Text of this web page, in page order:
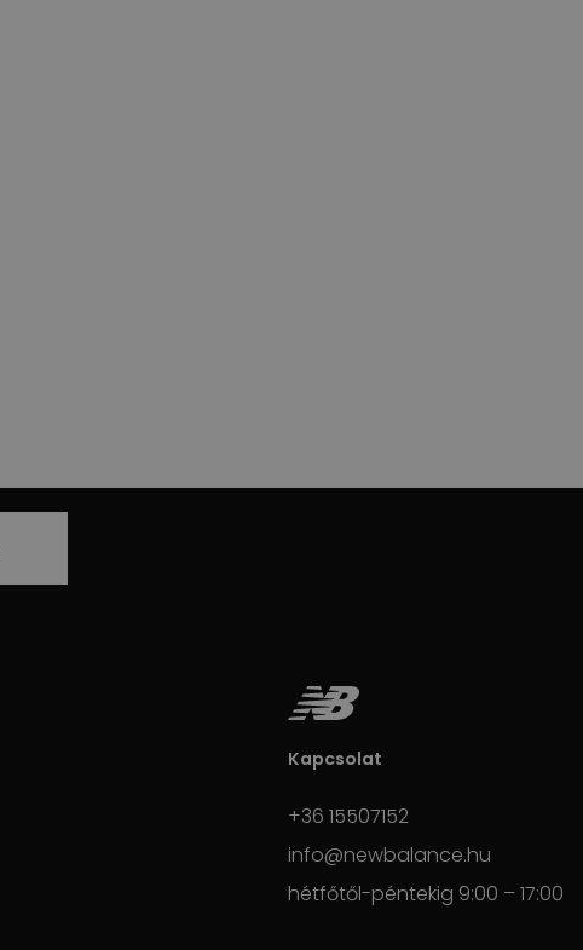
Kapcsolat
+36 15507152
info@newbalance.hu
hétfőtől-péntekig 9:00 – 17:00